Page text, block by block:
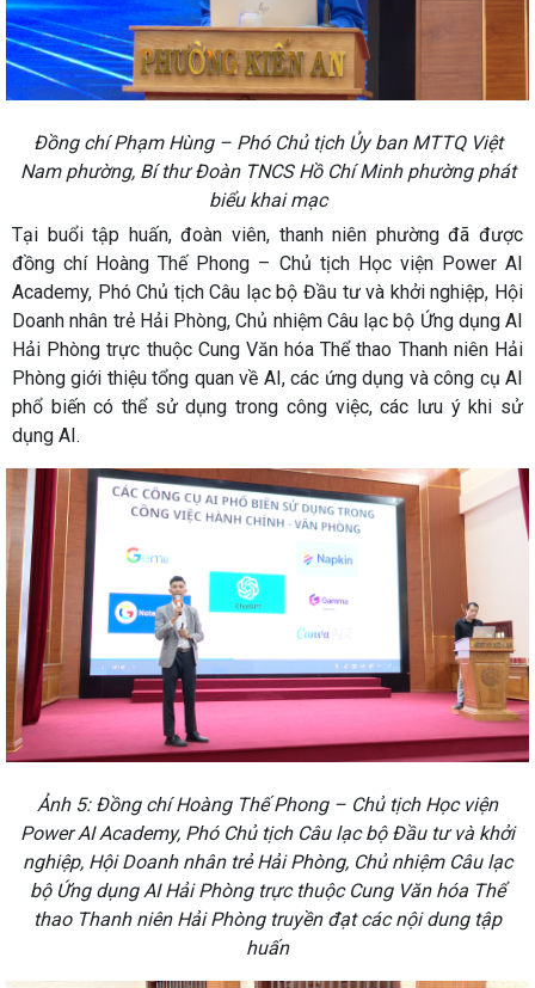
Đồng chí Phạm Hùng – Phó Chủ tịch Ủy ban MTTQ Việt
Nam phường, Bí thư Đoàn TNCS Hồ Chí Minh phường phát
biểu khai mạc
Tại buổi tập huấn, đoàn viên, thanh niên phường đã được
đồng chí Hoàng Thế Phong – Chủ tịch Học viện Power AI
Academy, Phó Chủ tịch Câu lạc bộ Đầu tư và khởi nghiệp, Hội
Doanh nhân trẻ Hải Phòng, Chủ nhiệm Câu lạc bộ Ứng dụng AI
Hải Phòng trực thuộc Cung Văn hóa Thể thao Thanh niên Hải
Phòng giới thiệu tổng quan về AI, các ứng dụng và công cụ AI
phổ biến có thể sử dụng trong công việc, các lưu ý khi sử
dụng AI.
Ảnh 5: Đồng chí Hoàng Thế Phong – Chủ tịch Học viện
Power AI Academy, Phó Chủ tịch Câu lạc bộ Đầu tư và khởi
nghiệp, Hội Doanh nhân trẻ Hải Phòng, Chủ nhiệm Câu lạc
bộ Ứng dụng AI Hải Phòng trực thuộc Cung Văn hóa Thể
thao Thanh niên Hải Phòng truyền đạt các nội dung tập
huấn